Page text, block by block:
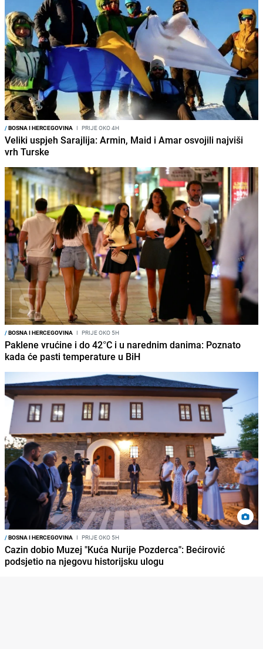
/BOSNA I HERCEGOVINA I PRIJE OKO 4H
Veliki uspjeh Sarajlija: Armin, Maid i Amar osvojili najviši
vrh Turske
/BOSNA I HERCEGOVINA I PRIJE OKO 5H
Paklene vrućine i do 42°C i u narednim danima: Poznato
kada će pasti temperature u BiH
/BOSNA I HERCEGOVINA I PRIJE OKO 5H
Cazin dobio Muzej "Kuća Nurije Pozderca": Bećirović
podsjetio na njegovu historijsku ulogu